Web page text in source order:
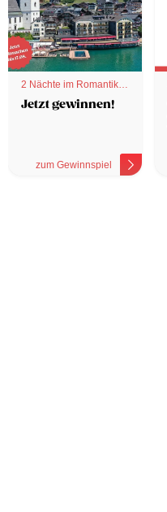
2 Nächte im Romantik
Hotel
Jetzt gewinnen!
zum Gewinnspiel